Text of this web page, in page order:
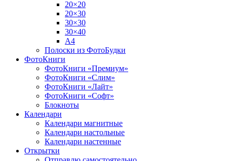
20×20
20×30
30×30
30×40
A4
Полоски из ФотоБудки
ФотоКниги
ФотоКниги «Премиум»
ФотоКниги «Слим»
ФотоКниги «Лайт»
ФотоКниги «Софт»
Блокноты
Календари
Календари магнитные
Календари настольные
Календари настенные
Открытки